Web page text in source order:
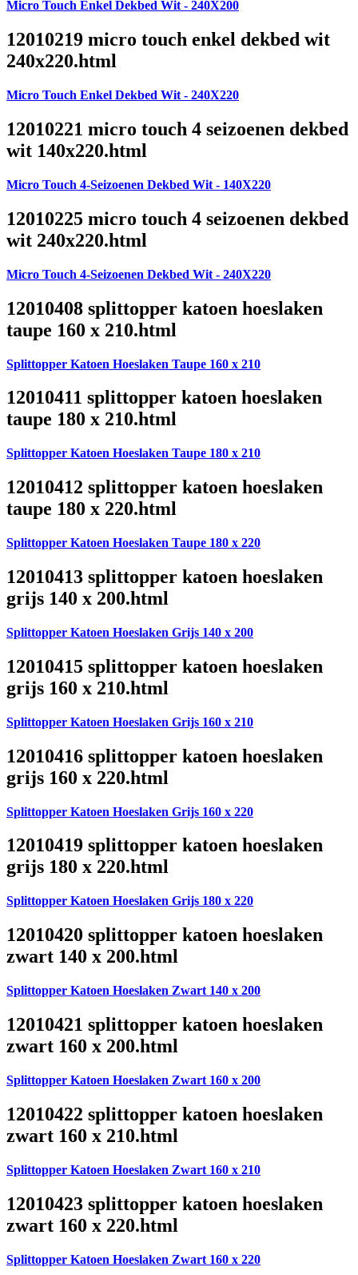
Micro Touch Enkel Dekbed Wit - 240X200
12010219 micro touch enkel dekbed wit
240x220.html
Micro Touch Enkel Dekbed Wit - 240X220
12010221 micro touch 4 seizoenen dekbed
wit 140x220.html
Micro Touch 4-Seizoenen Dekbed Wit - 140X220
12010225 micro touch 4 seizoenen dekbed
wit 240x220.html
Micro Touch 4-Seizoenen Dekbed Wit - 240X220
12010408 splittopper katoen hoeslaken
taupe 160 x 210.html
Splittopper Katoen Hoeslaken Taupe 160 x 210
12010411 splittopper katoen hoeslaken
taupe 180 x 210.html
Splittopper Katoen Hoeslaken Taupe 180 x 210
12010412 splittopper katoen hoeslaken
taupe 180 x 220.html
Splittopper Katoen Hoeslaken Taupe 180 x 220
12010413 splittopper katoen hoeslaken
grijs 140 x 200.html
Splittopper Katoen Hoeslaken Grijs 140 x 200
12010415 splittopper katoen hoeslaken
grijs 160 x 210.html
Splittopper Katoen Hoeslaken Grijs 160 x 210
12010416 splittopper katoen hoeslaken
grijs 160 x 220.html
Splittopper Katoen Hoeslaken Grijs 160 x 220
12010419 splittopper katoen hoeslaken
grijs 180 x 220.html
Splittopper Katoen Hoeslaken Grijs 180 x 220
12010420 splittopper katoen hoeslaken
zwart 140 x 200.html
Splittopper Katoen Hoeslaken Zwart 140 x 200
12010421 splittopper katoen hoeslaken
zwart 160 x 200.html
Splittopper Katoen Hoeslaken Zwart 160 x 200
12010422 splittopper katoen hoeslaken
zwart 160 x 210.html
Splittopper Katoen Hoeslaken Zwart 160 x 210
12010423 splittopper katoen hoeslaken
zwart 160 x 220.html
Splittopper Katoen Hoeslaken Zwart 160 x 220